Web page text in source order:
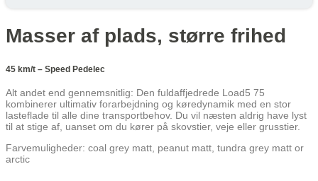
År Skat/måned
Cykel over lønnen (Netto) /
Måned
År 3 522 kr 522 kr
Gennemsnit 720 kr 720 kr
Lær mere hvordan JOOLL fungerer
Row 3, Cell 1
Row 3, Cell 2
Masser af plads, større frihed
45 km/t – Speed Pedelec
Alt andet end gennemsnitlig: Den fuldaffjedrede Load5 75
kombinerer ultimativ forarbejdning og køredynamik med en stor
lasteflade til alle dine transportbehov. Du vil næsten aldrig have lyst
til at stige af, uanset om du kører på skovstier, veje eller grusstier.
Farvemuligheder: coal grey matt, peanut matt, tundra grey matt or
arctic